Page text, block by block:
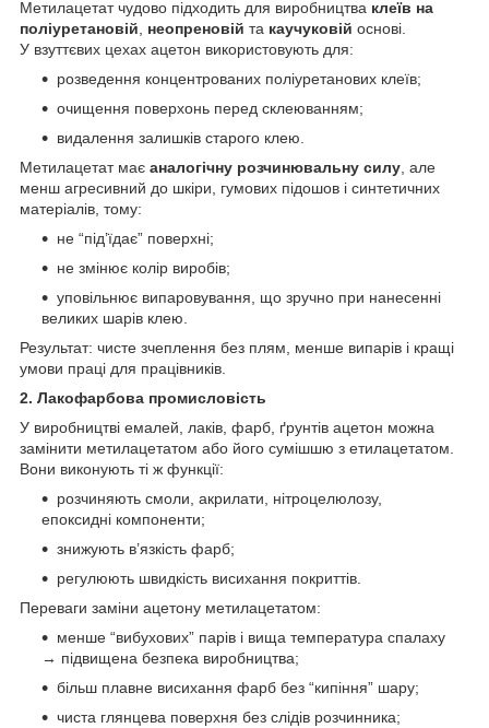
Метилацетат чудово підходить для виробництва клеїв на
поліуретановій
неопреновій та каучуковій основі.
У взуттєвих цехах ацетон використовують для:
розведення концентрованих поліуретанових клеїв;
очищення поверхонь перед склеюванням;
видалення залишків старого клею.
Метилацетат має аналогічну розчинювальну силу , але
менш агресивний до шкіри, гумових підошов і синтетичних
матеріалів, тому:
не “під’їдає” поверхні;
не змінює колір виробів;
уповільнює випаровування, що зручно при нанесенні
великих шарів клею.
Результат: чисте зчеплення без плям, менше випарів і кращі
умови праці для працівників.
2. Лакофарбова промисловість
У виробництві емалей, лаків, фарб, ґрунтів ацетон можна
замінити метилацетатом або його сумішшю з етилацетатом.
Вони виконують ті ж функції:
розчиняють смоли, акрилати, нітроцелюлозу,
епоксидні компоненти;
знижують в’язкість фарб;
регулюють швидкість висихання покриттів.
Переваги заміни ацетону метилацетатом:
менше “вибухових” парів і вища температура спалаху
→ підвищена безпека виробництва;
більш плавне висихання фарб без “кипіння” шару;
чиста глянцева поверхня без слідів розчинника;